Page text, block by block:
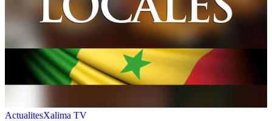
ActualitesXalima TV